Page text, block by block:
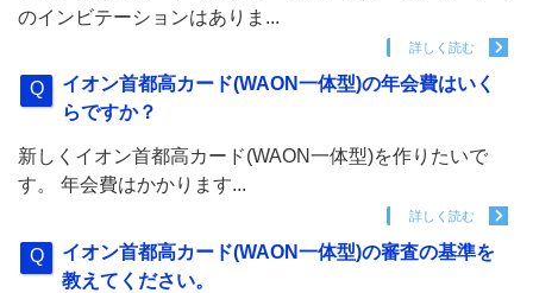
のインビテーションはありま...
詳しく読む
イオン首都高カード(WAON一体型)の年会費はいく
らですか？
新しくイオン首都高カード(WAON一体型)を作りたいで
す。 年会費はかかります...
詳しく読む
イオン首都高カード(WAON一体型)の審査の基準を
教えてください。